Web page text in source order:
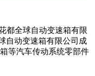
都全球自动变速箱有限
自动变速箱有限公司成
等汽车传动系统零部件